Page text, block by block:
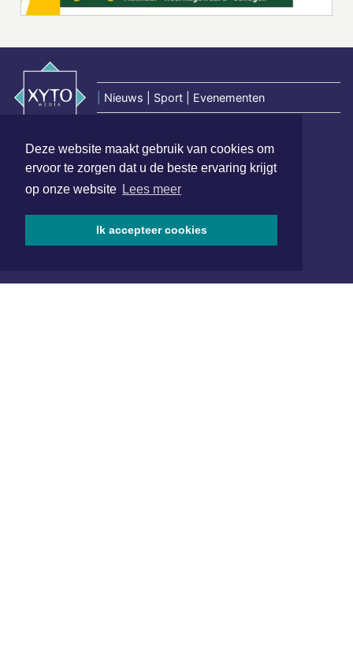
Deze website maakt gebruik van cookies om
ervoor te zorgen dat u de beste ervaring krijgt
op onze website Lees meer
Ik accepteer cookies
Nieuws | Sport | Evenementen
Hoofdvestiging:
van Benthuizenlaan 1
1701 BZ Heerhugowaard
072 8200 600